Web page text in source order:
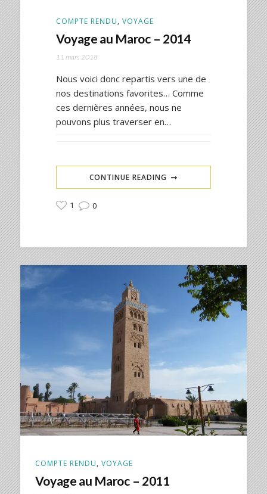
COMPTE RENDU, VOYAGE
Voyage au Maroc – 2014
11 mars 2018
Nous voici donc repartis vers une de
nos destinations favorites… Comme
ces dernières années, nous ne
pouvons plus traverser en…
CONTINUE READING
1 0
COMPTE RENDU, VOYAGE
Voyage au Maroc – 2011